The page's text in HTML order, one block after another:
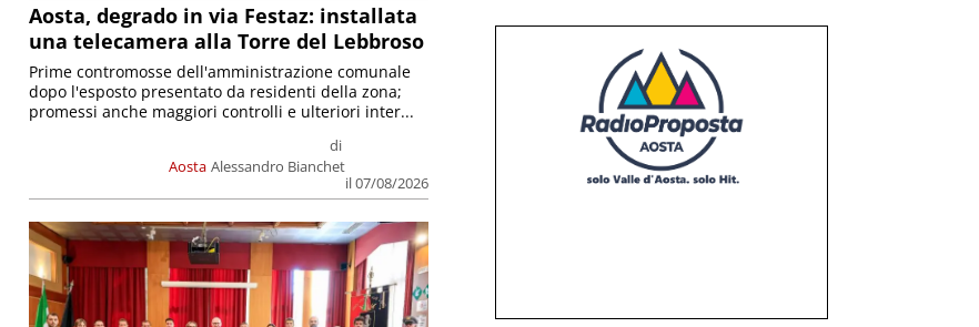
Aosta, degrado in via Festaz: installata
una telecamera alla Torre del Lebbroso
Aosta
di
Alessandro Bianchet
il 07/08/2026
Prime contromosse dell'amministrazione comunale
dopo l'esposto presentato da residenti della zona;
promessi anche maggiori controlli e ulteriori inter...